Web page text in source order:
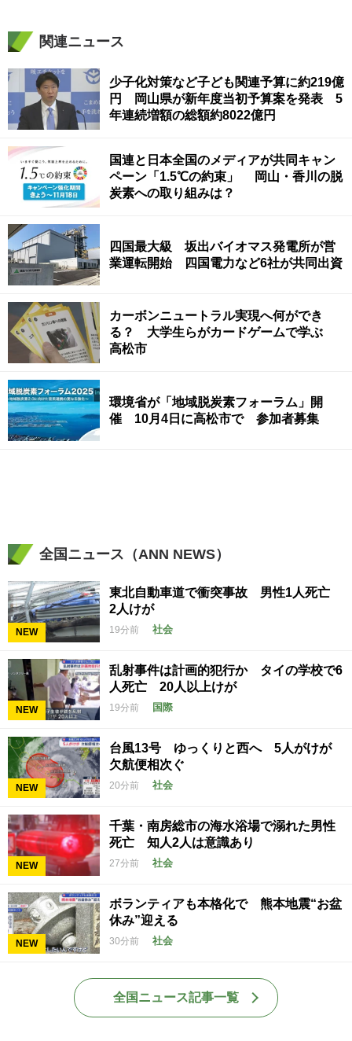
関連ニュース
少子化対策など子ども関連予算に約219億
円 岡山県が新年度当初予算案を発表 5
年連続増額の総額約8022億円
国連と日本全国のメディアが共同キャン
ペーン「1.5℃の約束」 岡山・香川の脱
炭素への取り組みは？
四国最大級 坂出バイオマス発電所が営
業運転開始 四国電力など6社が共同出資
カーボンニュートラル実現へ何ができ
る？ 大学生らがカードゲームで学ぶ
高松市
環境省が「地域脱炭素フォーラム」開
催 10月4日に高松市で 参加者募集
全国ニュース（ANN NEWS）
NEW
東北自動車道で衝突事故 男性1人死亡
2人けが
19分前 社会
NEW
乱射事件は計画的犯行か タイの学校で6
人死亡 20人以上けが
19分前 国際
NEW
台風13号 ゆっくりと西へ 5人がけが
欠航便相次ぐ
20分前 社会
NEW
千葉・南房総市の海水浴場で溺れた男性
死亡 知人2人は意識あり
27分前 社会
NEW
ボランティアも本格化で 熊本地震“お盆
休み”迎える
30分前 社会
全国ニュース記事一覧